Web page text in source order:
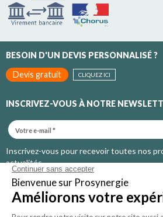
BESOIN D'UN DEVIS PERSONNALISÉ ?
Devis gratuit
CLIQUEZ ICI
INSCRIVEZ-VOUS À NOTRE
Inscrivez-vous pour recevoir toutes nos
actualités